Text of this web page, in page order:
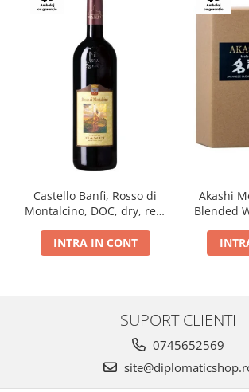
Castello Banfi, Rosso di
Montalcino, DOC, dry, red,
INTRA IN CONT
Akashi
Blended
SUPORT CLIENTI
0745652569